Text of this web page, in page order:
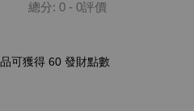
總分: 0 - 0評價
可獲得 60 發財點數